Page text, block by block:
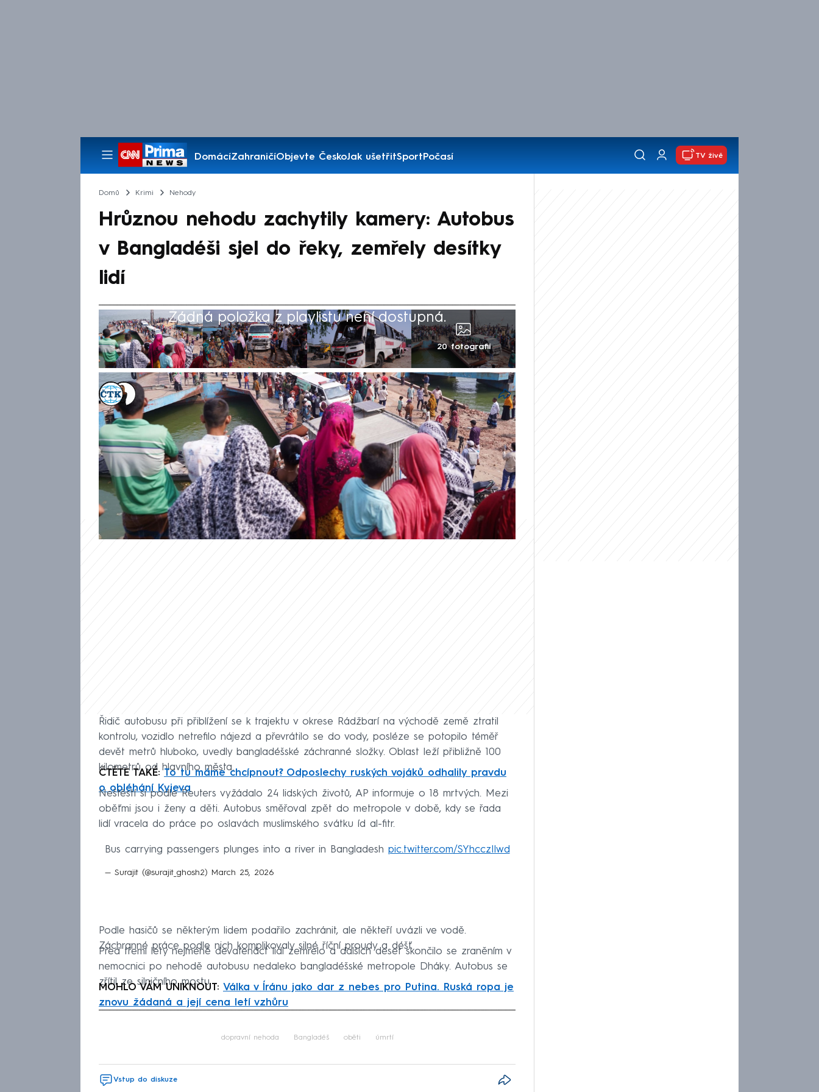
DomácíZahraničíObjevte ČeskoJak ušetřitSportPočasí
Pořady
TV živě
Domů Krimi Nehody
Hrůznou nehodu zachytily kamery: Autobus
v Bangladéši sjel do řeky, zemřely desítky
lidí
Žádná položka z playlistu není dostupná.
20 fotografií
ČTK,Michaela Bartošová
26. bře 2026, 07:32
Nejméně dvě desítky lidí zahynuly při nehodě v Bangladéši, kde do
řeky Padma spadl autobus s přibližně 40 až 50 lidmi. Vyplývá to z
čtvrtečních informací agentur Reuters a AP. Některým lidem se
podařilo podle AP dostat do bezpečí. Středeční neštěstí se stalo ve
chvíli, kdy vozidlo najíždělo na trajekt, píše Reuters.
Řidič autobusu při přiblížení se k trajektu v okrese Rádžbarí na východě země ztratil
kontrolu, vozidlo netrefilo nájezd a převrátilo se do vody, posléze se potopilo téměř
devět metrů hluboko, uvedly bangladéšské záchranné složky. Oblast leží přibližně 100
kilometrů od hlavního města.
ČTĚTE TAKÉ:To tu máme chcípnout? Odposlechy ruských vojáků odhalily pravdu
o obléhání Kyjeva
Neštěstí si podle Reuters vyžádalo 24 lidských životů, AP informuje o 18 mrtvých. Mezi
oběťmi jsou i ženy a děti. Autobus směřoval zpět do metropole v době, kdy se řada
lidí vracela do práce po oslavách muslimského svátku íd al-fitr.
Bus carrying passengers plunges into a river in Bangladesh pic.twitter.com/SYhcczIlwd
— Surajit (@surajit_ghosh2) March 25, 2026
Podle hasičů se některým lidem podařilo zachránit, ale někteří uvázli ve vodě.
Záchranné práce podle nich komplikovaly silné říční proudy a déšť.
Před třemi lety nejméně devatenáct lidí zemřelo a dalších deset skončilo se zraněním v
nemocnici po nehodě autobusu nedaleko bangladéšské metropole Dháky. Autobus se
zřítil ze silničního mostu.
MOHLO VÁM UNIKNOUT: Válka v Íránu jako dar z nebes pro Putina. Ruská ropa je
znovu žádaná a její cena letí vzhůru
dopravní nehoda Bangladéš oběti úmrtí
Vstup do diskuze